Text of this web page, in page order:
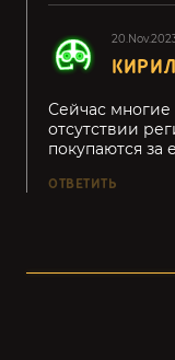
Сейчас
отсутствии
покупаются за
ОТВЕТИТЬ